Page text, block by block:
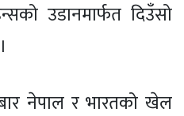
उडानमार्फत दिउँसो
नेपाल र भारतको खेल